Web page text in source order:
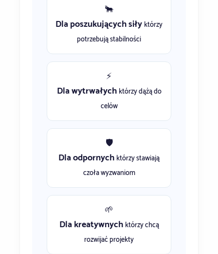
🐂
Dla poszukujących siły którzy
potrzebują stabilności
⚡
Dla wytrwałych którzy dążą do
celów
🛡️
Dla odpornych którzy stawiają
czoła wyzwaniom
🌱
Dla kreatywnych którzy chcą
rozwijać projekty